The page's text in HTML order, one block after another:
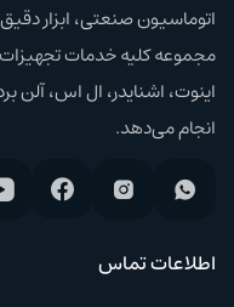
اتوماسیون صنعتی، ابزار
مجموعه کلیه خدمات تجهیزات
اینوت، اشنایدر، ال اس، آلن
انجام می‌دهد.
اطلاعات تماس